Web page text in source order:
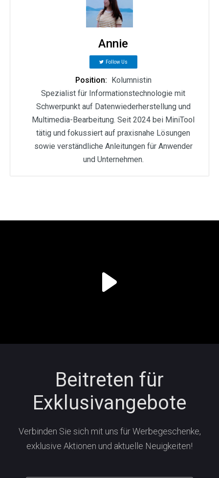
Annie
Follow Us
Position: Kolumnistin
Spezialist für Informationstechnologie mit
Schwerpunkt auf Datenwiederherstellung und
Multimedia-Bearbeitung. Seit 2024 bei MiniTool
tätig und fokussiert auf praxisnahe Lösungen
sowie verständliche Anleitungen für Anwender
und Unternehmen.
Beitreten für
Exklusivangebote
Verbinden Sie sich mit uns für Werbegeschenke,
exklusive Aktionen und aktuelle Neuigkeiten!